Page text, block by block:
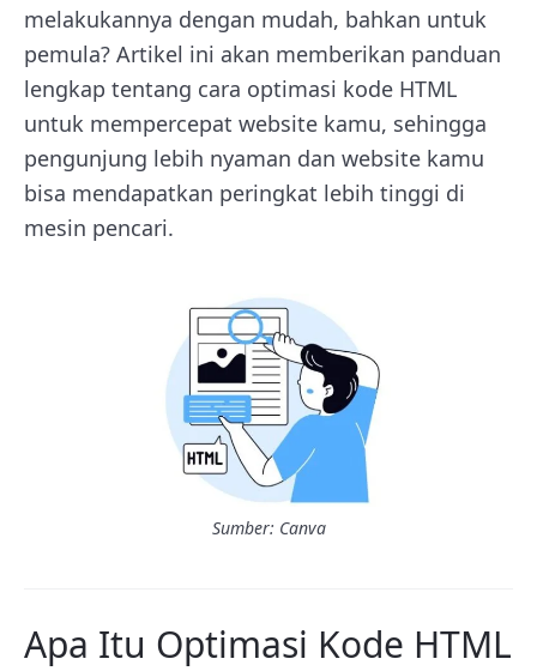
melakukannya dengan mudah, bahkan untuk
pemula? Artikel ini akan memberikan panduan
lengkap tentang cara optimasi kode HTML
untuk mempercepat website kamu, sehingga
pengunjung lebih nyaman dan website kamu
bisa mendapatkan peringkat lebih tinggi di
mesin pencari.
Sumber: Canva
Apa Itu Optimasi Kode HTML